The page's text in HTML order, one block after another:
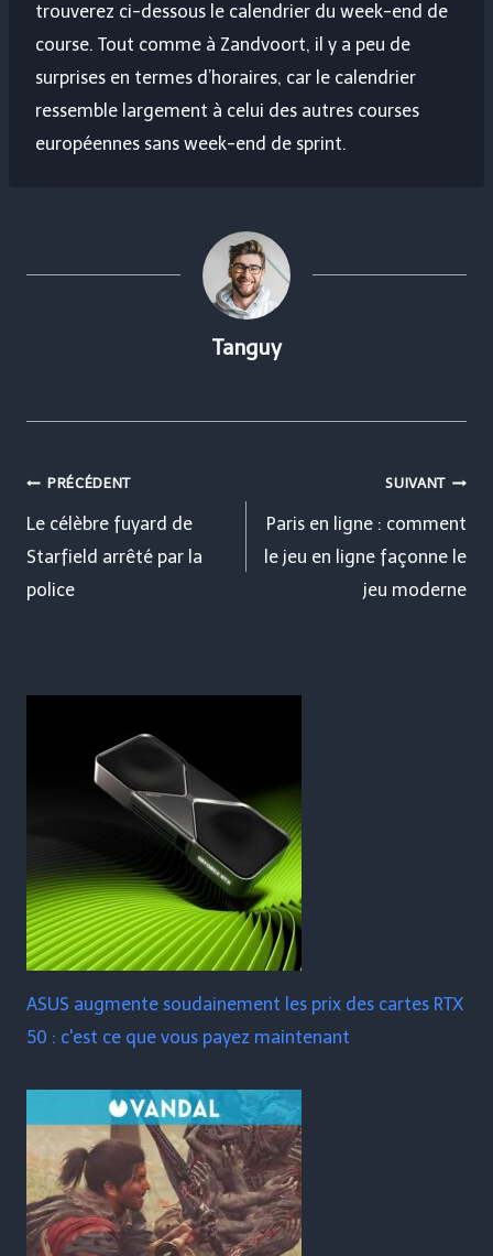
trouverez ci-dessous le calendrier du week-end de
course. Tout comme à Zandvoort, il y a peu de
surprises en termes d’horaires, car le calendrier
ressemble largement à celui des autres courses
européennes sans week-end de sprint.
Tanguy
Navigation
de
l’article
PRÉCÉDENT
Le célèbre fuyard de
Starfield arrêté par la
police
SUIVANT
Paris en ligne : comment
le jeu en ligne façonne le
jeu moderne
ASUS augmente soudainement les prix des cartes RTX
50 : c'est ce que vous payez maintenant